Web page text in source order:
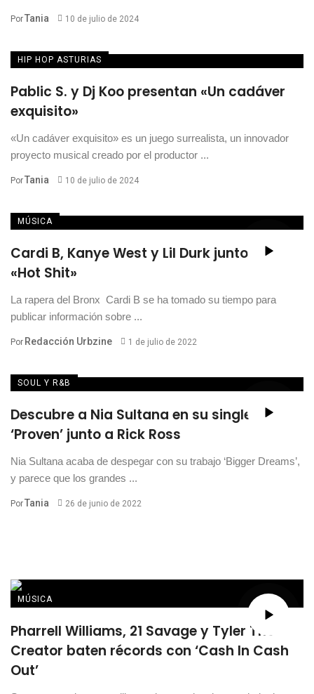
PorTania 10 de julio de 2024
HIP HOP ASTURIAS
Pablic S. y Dj Koo presentan «Un cadáver
exquisito»
«Un cadáver exquisito» es un juego surrealista, un innovador
proyecto musical creado por el productor ...
PorTania 10 de julio de 2024
MÚSICA
Cardi B, Kanye West y Lil Durk juntos en
«Hot Shit»
La rapera del Bronx Cardi B se ha tomado su tiempo para
publicar información sobre ...
Por Redacción Urbzine 1 de julio de 2022
SOUL Y R&B
Descubre a Nia Sultana en su single
‘Proven’ junto a Rick Ross
Nia Sultana acaba de despegar con su trabajo ‘Bigger Dreams’,
y parece que los grandes ...
PorTania 26 de junio de 2022
MÚSICA
Pharrell Williams, 21 Savage y Tyler The
Creator baten récords con ‘Cash In Cash
Out’